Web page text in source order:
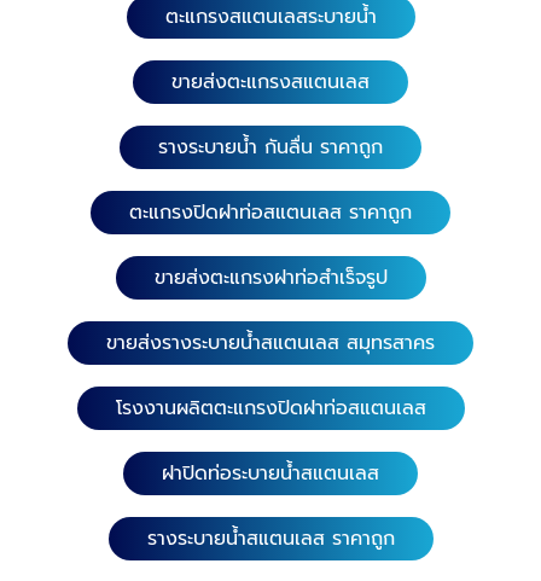
ตะแกรงสแตนเลสระบายน้ำ
ขายส่งตะแกรงสแตนเลส
รางระบายน้ำ กันลื่น ราคาถูก
ตะแกรงปิดฝาท่อสแตนเลส ราคาถูก
ขายส่งตะแกรงฝาท่อสำเร็จรูป
ขายส่งรางระบายน้ำสแตนเลส สมุทรสาคร
โรงงานผลิตตะแกรงปิดฝาท่อสแตนเลส
ฝาปิดท่อระบายน้ำสแตนเลส
รางระบายน้ำสแตนเลส ราคาถูก